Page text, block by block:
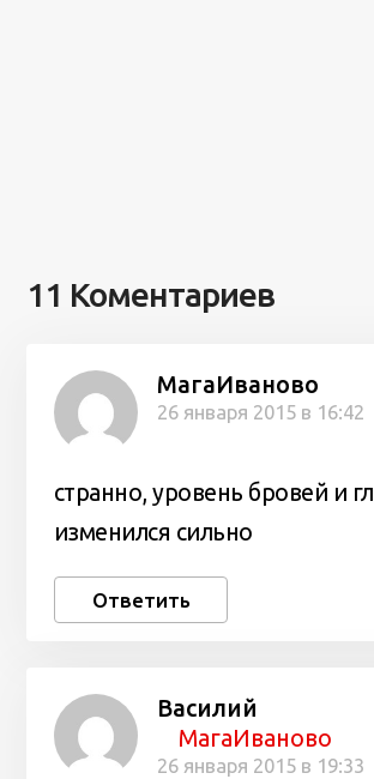
11 Коментариев
МагаИваново
26 января 2015 в 16:42
странно, уровень бровей и
изменился сильно
Ответить
Василий
МагаИваново
26 января 2015 в 19:33